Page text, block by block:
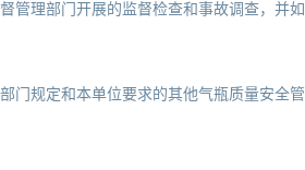
管理部门开展的监督检查和事故调查，并如
门规定和本单位要求的其他气瓶质量安全管